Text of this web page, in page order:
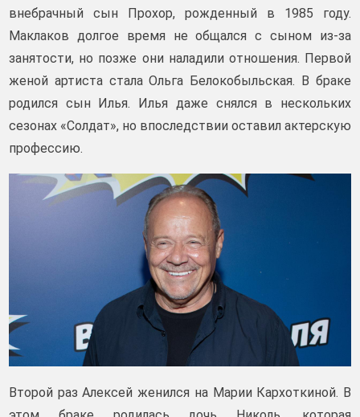
внебрачный сын Прохор, рожденный в 1985 году.
Маклаков долгое время не общался с сыном из-за
занятости, но позже они наладили отношения. Первой
женой артиста стала Ольга Белокобыльская. В браке
родился сын Илья. Илья даже снялся в нескольких
сезонах «Солдат», но впоследствии оставил актерскую
профессию.
Второй раз Алексей женился на Марии Кархоткиной. В